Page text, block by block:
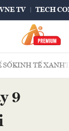
VNE TV TECH
SỐKINH TẾ XANH
9